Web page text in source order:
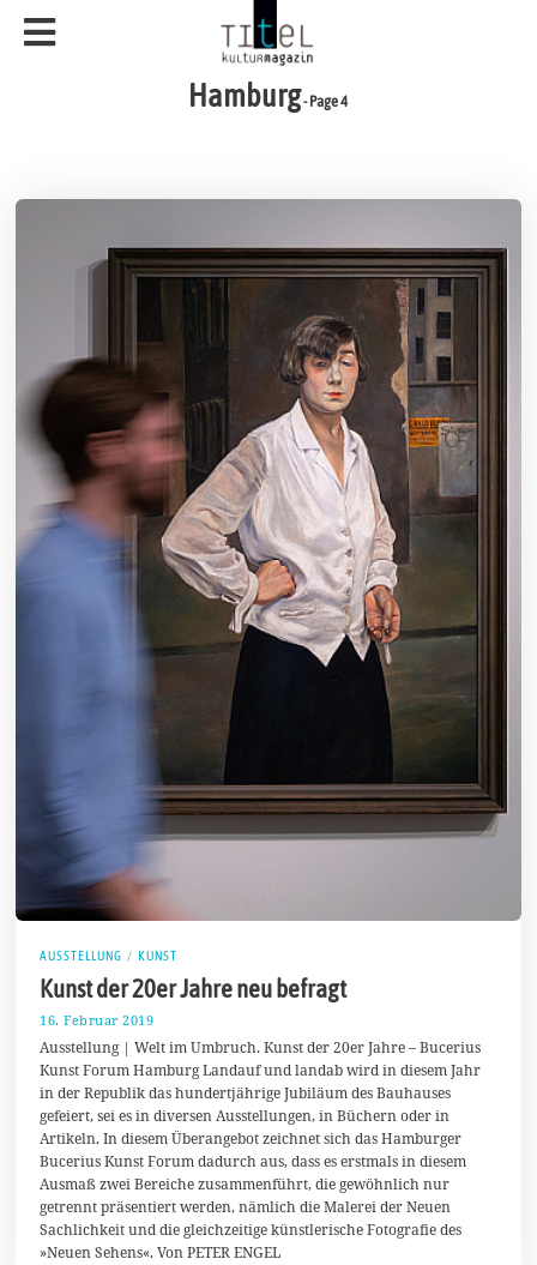
Hamburg- Page 4
AUSSTELLUNG / KUNST
Kunst der 20er Jahre neu befragt
16. Februar 2019
5
.
F
e
b
u
a
r
2
0
1
9
Ausstellung | Welt im Umbruch. Kunst der 20er Jahre – Bucerius
Kunst Forum Hamburg Landauf und landab wird in diesem Jahr
in der Republik das hundertjährige Jubiläum des Bauhauses
gefeiert, sei es in diversen Ausstellungen, in Büchern oder in
Artikeln. In diesem Überangebot zeichnet sich das Hamburger
Bucerius Kunst Forum dadurch aus, dass es erstmals in diesem
Ausmaß zwei Bereiche zusammenführt, die gewöhnlich nur
getrennt präsentiert werden, nämlich die Malerei der Neuen
Sachlichkeit und die gleichzeitige künstlerische Fotografie des
»Neuen Sehens«. Von PETER ENGEL